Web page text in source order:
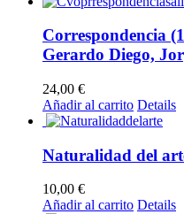
Correspondencia
Gerardo Diego,
24,00 €
Añadir al carrito Details
Naturalidad del
10,00 €
Añadir al carrito Details